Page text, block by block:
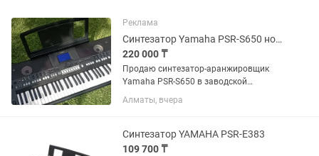
Реклама
Синтезатор Yamaha PSR-S650 новый, в коробке, не использовался
220 000 ₸
Продаю синтезатор-аранжировщик
Yamaha PSR-S650 в заводской
упаковке, абсолютно новый, ни разу не
использовался. 61 клавиша, 359
автоаккомпанемента, встроенные
динамики,...
Алматы, вчера
Синтезатор YAMAHA PSR-E383
109 700 ₸